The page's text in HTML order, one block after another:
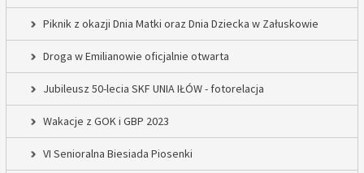
Piknik z okazji Dnia Matki oraz Dnia Dziecka w Załuskowie
Droga w Emilianowie oficjalnie otwarta
Jubileusz 50-lecia SKF UNIA IŁÓW - fotorelacja
Wakacje z GOK i GBP 2023
VI Senioralna Biesiada Piosenki